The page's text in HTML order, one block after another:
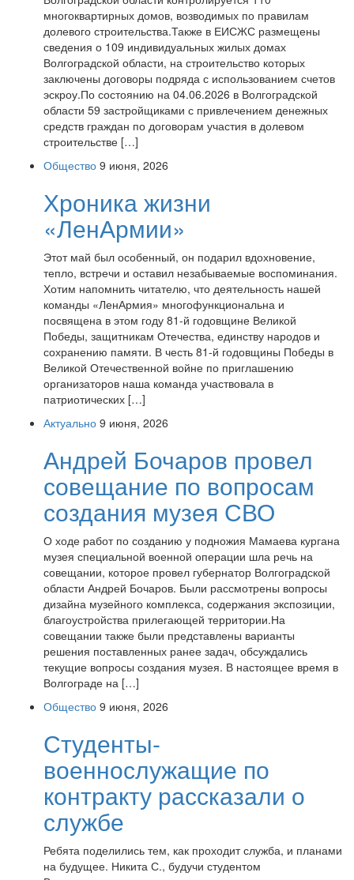
многоквартирных домов, возводимых по правилам
долевого строительства.Также в ЕИСЖС размещены
сведения о 109 индивидуальных жилых домах
Волгоградской области, на строительство которых
заключены договоры подряда с использованием счетов
эскроу.По состоянию на 04.06.2026 в Волгоградской
области 59 застройщиками с привлечением денежных
средств граждан по договорам участия в долевом
строительстве […]
Общество 9 июня, 2026
Хроника жизни
«ЛенАрмии»
Этот май был особенный, он подарил вдохновение,
тепло, встречи и оставил незабываемые воспоминания.
Хотим напомнить читателю, что деятельность нашей
команды «ЛенАрмия» многофункциональна и
посвящена в этом году 81-й годовщине Великой
Победы, защитникам Отечества, единству народов и
сохранению памяти. В честь 81-й годовщины Победы в
Великой Отечественной войне по приглашению
организаторов наша команда участвовала в
патриотических […]
Актуально 9 июня, 2026
Андрей Бочаров провел
совещание по вопросам
создания музея СВО
О ходе работ по созданию у подножия Мамаева кургана
музея специальной военной операции шла речь на
совещании, которое провел губернатор Волгоградской
области Андрей Бочаров. Были рассмотрены вопросы
дизайна музейного комплекса, содержания экспозиции,
благоустройства прилегающей территории.На
совещании также были представлены варианты
решения поставленных ранее задач, обсуждались
текущие вопросы создания музея. В настоящее время в
Волгограде на […]
Общество 9 июня, 2026
Студенты-
военнослужащие по
контракту рассказали о
службе
Ребята поделились тем, как проходит служба, и планами
на будущее. Никита С., будучи студентом